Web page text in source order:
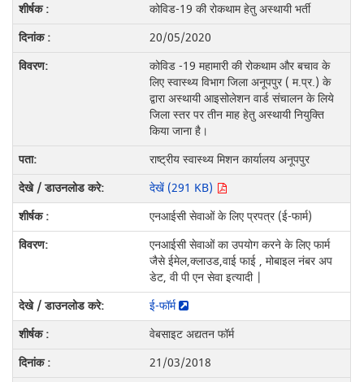
कोविड-19 की रोकथाम हेतु अस्थायी भर्ती
20/05/2020
कोविड -19 महामारी की रोकथाम और बचाव के
लिए स्वास्थ्य विभाग जिला अनूपपुर ( म.प्र.) के
द्वारा अस्थायी आइसोलेशन वार्ड संचालन के लिये
जिला स्तर पर तीन माह हेतु अस्थायी नियुक्ति
किया जाना है।
राष्ट्रीय स्वास्थ्य मिशन कार्यालय अनूपपुर
देखें (291 KB)
एनआईसी सेवाओं के लिए प्रपत्र (ई-फार्म)
एनआईसी सेवाओं का उपयोग करने के लिए फार्म
जैसे ईमेल,क्लाउड,वाई फाई , मोबाइल नंबर अप
डेट, वी पी एन सेवा इत्यादी |
ई-फॉर्म
वेबसाइट अद्यतन फॉर्म
21/03/2018